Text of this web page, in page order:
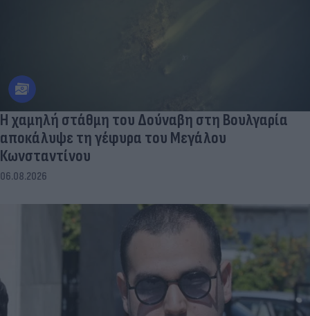
Η χαμηλή στάθμη του Δούναβη στη Βουλγαρία
αποκάλυψε τη γέφυρα του Μεγάλου
Κωνσταντίνου
06.08.2026